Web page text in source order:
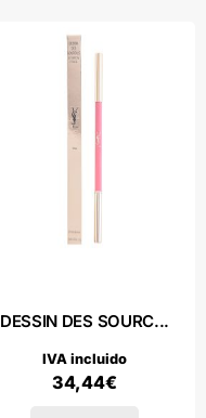
DESSIN DES SOURC...
34,44€
IVA incluido